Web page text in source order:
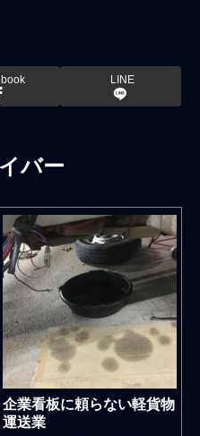
LINE
バー
企業看板に頼らない軽貨物
運送業